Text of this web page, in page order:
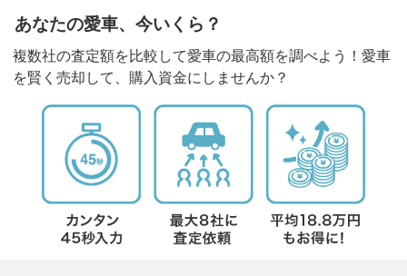
あなたの愛車、今いくら？
複数社の査定額を比較して愛車の最高額を調べよう！愛車
を賢く売却して、購入資金にしませんか？